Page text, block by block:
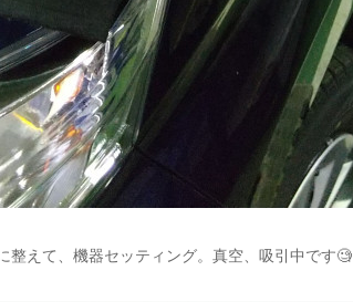
整えて、機器セッティング。真空、吸引中です🧐